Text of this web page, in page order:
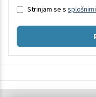
Strinjam se s